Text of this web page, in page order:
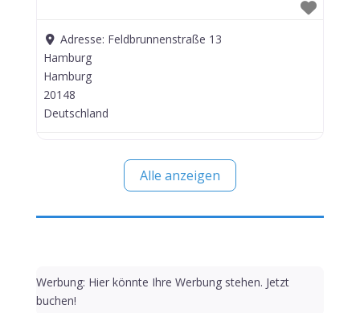
Adresse: Feldbrunnenstraße 13
Hamburg
Hamburg
20148
Deutschland
Alle anzeigen
Werbung: Hier könnte Ihre Werbung stehen. Jetzt
buchen!